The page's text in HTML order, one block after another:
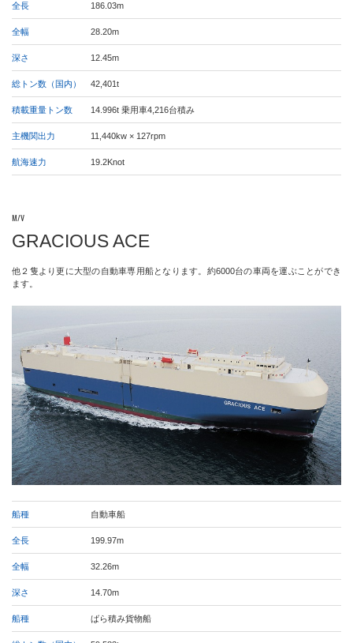
全長 186.03m
全幅 28.20m
深さ 12.45m
総トン数（国内） 42,401t
積載重量トン数 14.996t 乗用車4,216台積み
主機関出力 11,440kw × 127rpm
航海速力 19.2Knot
M/V
GRACIOUS ACE
他２隻より更に大型の自動車専用船となります。約6000台の車両を運ぶことができ
ます。
船種 自動車船
全長 199.97m
全幅 32.26m
深さ 14.70m
船種 ばら積み貨物船